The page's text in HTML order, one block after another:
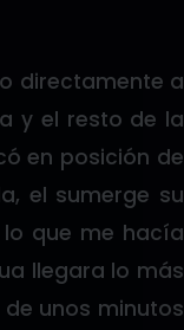
directamente a
y el resto de la
en posición de
el sumerge su
que me hacía
llegara lo más
unos minutos